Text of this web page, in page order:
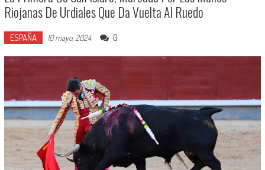
Riojanas De Urdiales Que Da Vuelta Al Ruedo
ESPAÑA 10 mayo, 2024 0